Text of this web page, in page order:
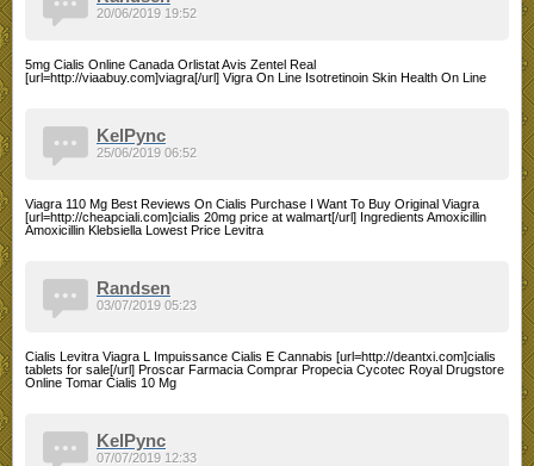
5mg Cialis Online Canada Orlistat Avis Zentel Real
[url=http://viaabuy.com]viagra[/url] Vigra On Line Isotretinoin Skin Health On Line
20/06/2019 19:52
KelPync
Viagra 110 Mg Best Reviews On Cialis Purchase I Want To Buy Original Viagra
[url=http://cheapciali.com]cialis 20mg price at walmart[/url] Ingredients Amoxicillin
Amoxicillin Klebsiella Lowest Price Levitra
25/06/2019 06:52
Randsen
Cialis Levitra Viagra L Impuissance Cialis E Cannabis [url=http://deantxi.com]cialis
tablets for sale[/url] Proscar Farmacia Comprar Propecia Cycotec Royal Drugstore
Online Tomar Cialis 10 Mg
03/07/2019 05:23
KelPync
07/07/2019 12:33